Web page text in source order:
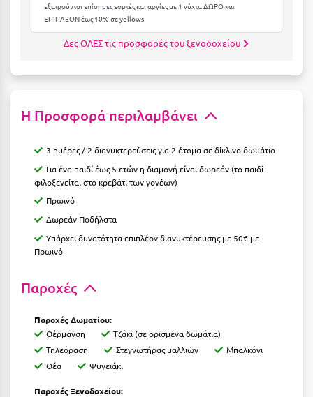
Κάσος
Κασσάνδρα
Κέα - Τζιά
Κέρκυρα
Κοζάνη
Κοκκώνι Κορινθίας
Κόνιτσα
Κόρινθος
Κορώνη
εξαιρούνται επίσημες εορτές και αργίες με 1 νύχτα ΔΩΡΟ και
ΕΠΙΠΛΕΟΝ έως 10% σε yellows
Δες ΟΛΕΣ τις προσφορές του ξενοδοχείου
Η Προσφορά περιλαμβάνει
3 ημέρες / 2 διανυκτερεύσεις για 2 άτομα σε δίκλινο δωμάτιο
Για ένα παιδί έως 5 ετών η διαμονή είναι δωρεάν (το παιδί
φιλοξενείται στο κρεβάτι των γονέων)
Πρωινό
Δωρεάν Ποδήλατα
Υπάρχει δυνατότητα επιπλέον διανυκτέρευσης με 50€ με
Πρωινό
Παροχές
Παροχές Δωματίου:
Θέρμανση
Τζάκι (σε ορισμένα δωμάτια)
Τηλεόραση
Στεγνωτήρας μαλλιών
Μπαλκόνι
Θέα
Ψυγειάκι
Παροχές Ξενοδοχείου: